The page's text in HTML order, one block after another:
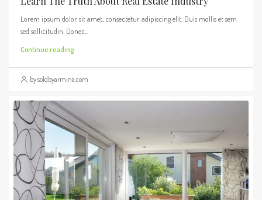
Lorem ipsum dolor sit amet, consectetur adipiscing elit. Duis mollis et sem
sed sollicitudin. Donec...
Continue reading
by soldbyarmina.com